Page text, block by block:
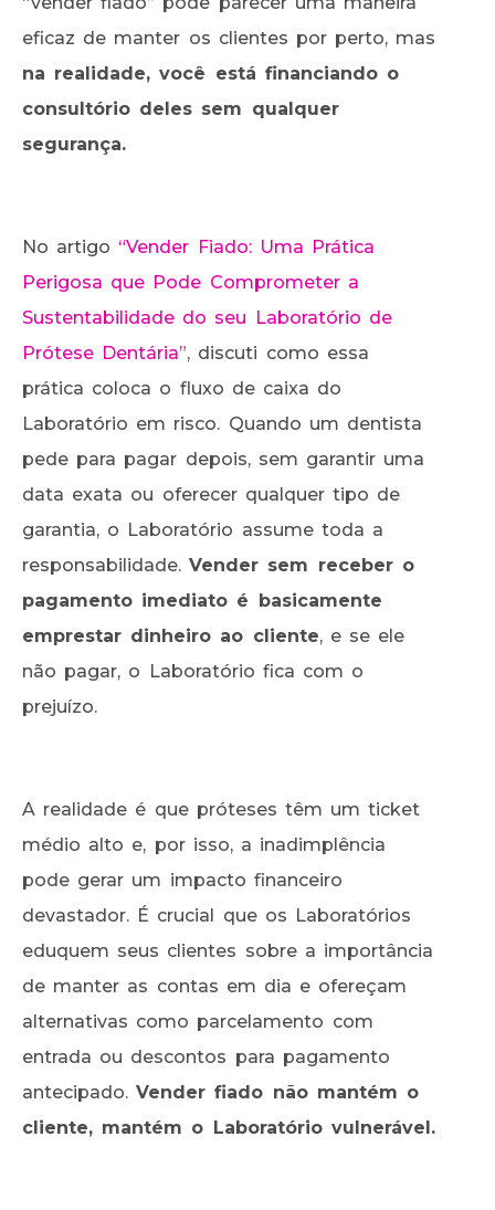
eficaz de manter os clientes por perto, mas
na realidade, você está financiando o
consultório deles sem qualquer
segurança.
No artigo “Vender Fiado: Uma Prática
Perigosa que Pode Comprometer a
Sustentabilidade do seu Laboratório de
Prótese Dentária”, discuti como essa
prática coloca o fluxo de caixa do
Laboratório em risco. Quando um dentista
pede para pagar depois, sem garantir uma
data exata ou oferecer qualquer tipo de
garantia, o Laboratório assume toda a
responsabilidade.Vender sem receber o
pagamento imediato é basicamente
emprestar dinheiro ao cliente, e se ele
não pagar, o Laboratório fica com o
prejuízo.
A realidade é que próteses têm um ticket
médio alto e, por isso, a inadimplência
pode gerar um impacto financeiro
devastador. É crucial que os Laboratórios
eduquem seus clientes sobre a importância
de manter as contas em dia e ofereçam
alternativas como parcelamento com
entrada ou descontos para pagamento
antecipado.Vender fiado não mantém o
cliente, mantém o Laboratório vulnerável.